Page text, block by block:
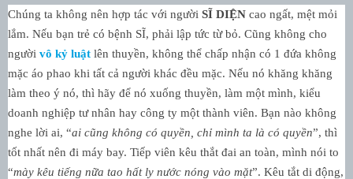
Chúng ta không nên hợp tác với người SĨ DIỆN cao ngất, mệt mỏi
lắm. Nếu bạn trẻ có bệnh SĨ, phải lập tức từ bỏ. Cũng không cho
người vô kỷ luật lên thuyền, không thể chấp nhận có 1 đứa không
mặc áo phao khi tất cả người khác đều mặc. Nếu nó khăng khăng
làm theo ý nó, thì hãy để nó xuống thuyền, làm một mình, kiểu
doanh nghiệp tư nhân hay công ty một thành viên. Bạn nào không
nghe lời ai, “ai cũng không có quyền, chỉ mình ta là có quyền”, thì
tốt nhất nên đi máy bay. Tiếp viên kêu thắt đai an toàn, mình nói to
“mày kêu tiếng nữa tao hất ly nước nóng vào mặt”. Kêu tắt di động,